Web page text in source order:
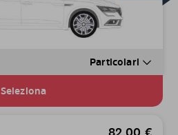
Particolari
Seleziona